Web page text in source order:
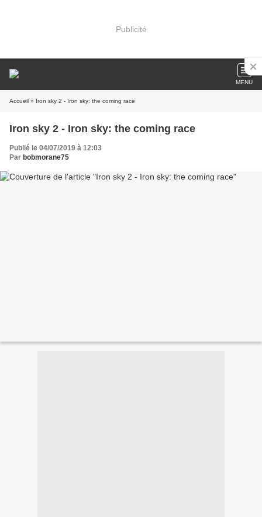
Publicité
MENU
Accueil » Iron sky 2 - Iron sky: the coming race
Iron sky 2 - Iron sky: the coming race
Publié le 04/07/2019 à 12:03
Par bobmorane75